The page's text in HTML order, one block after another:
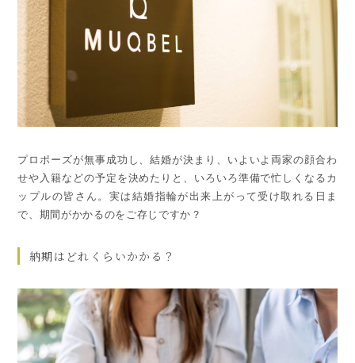
プロポーズが無事成功し、結婚が決まり、いよいよ両家の顔合わ
せや入籍などの予定を決めたりと、いろいろ準備で忙しくなるカ
ップルの皆さん。実は結婚指輪が出来上がって受け取れる日ま
で、期間がかかるのをご存じですか？
納期はどれくらいかかる？